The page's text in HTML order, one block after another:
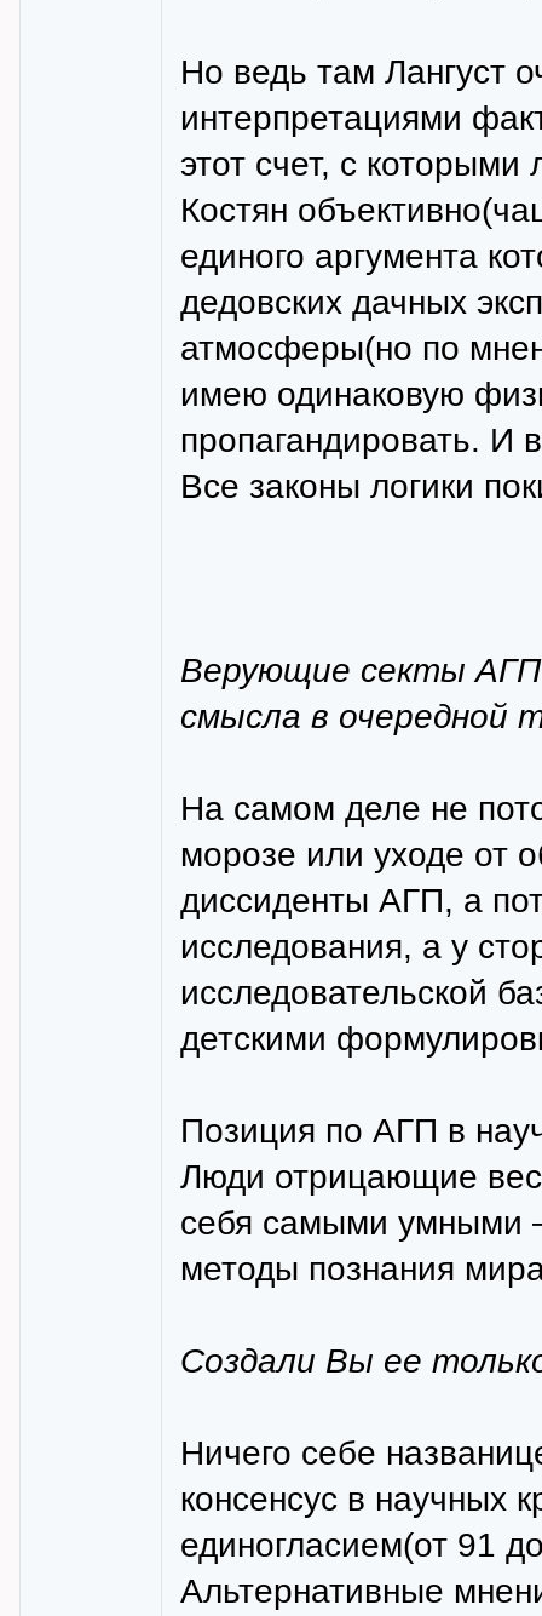
Но ведь там Лангуст
интерпретациями
этот счет, с
Костян
единого аргумента
дедовских дачных
атмосферы(но по
имею одинаковую
пропагандировать. И
Все законы логики
Верующие секты
смысла в очередной
На самом деле не
морозе или уходе от
диссиденты АГП, а
исследования, а у
исследовательской
детскими
Позиция по АГП в
Люди отрицающие
себя самыми умными
методы познания
Создали Вы ее
Ничего себе
консенсус в научных
единогласием(от 91
Альтернативные